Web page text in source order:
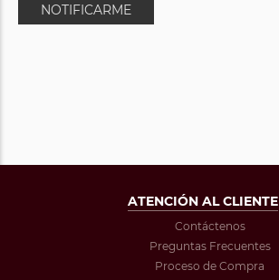
NOTIFICARME
ATENCIÓN AL CLIENTE
Contáctenos
Preguntas Frecuentes
Proceso de Compra